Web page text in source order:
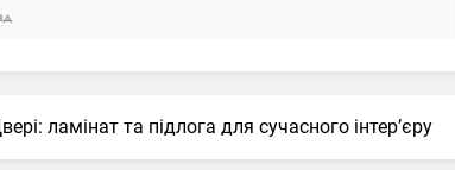
ламінат та підлога для сучасного інтер’єру